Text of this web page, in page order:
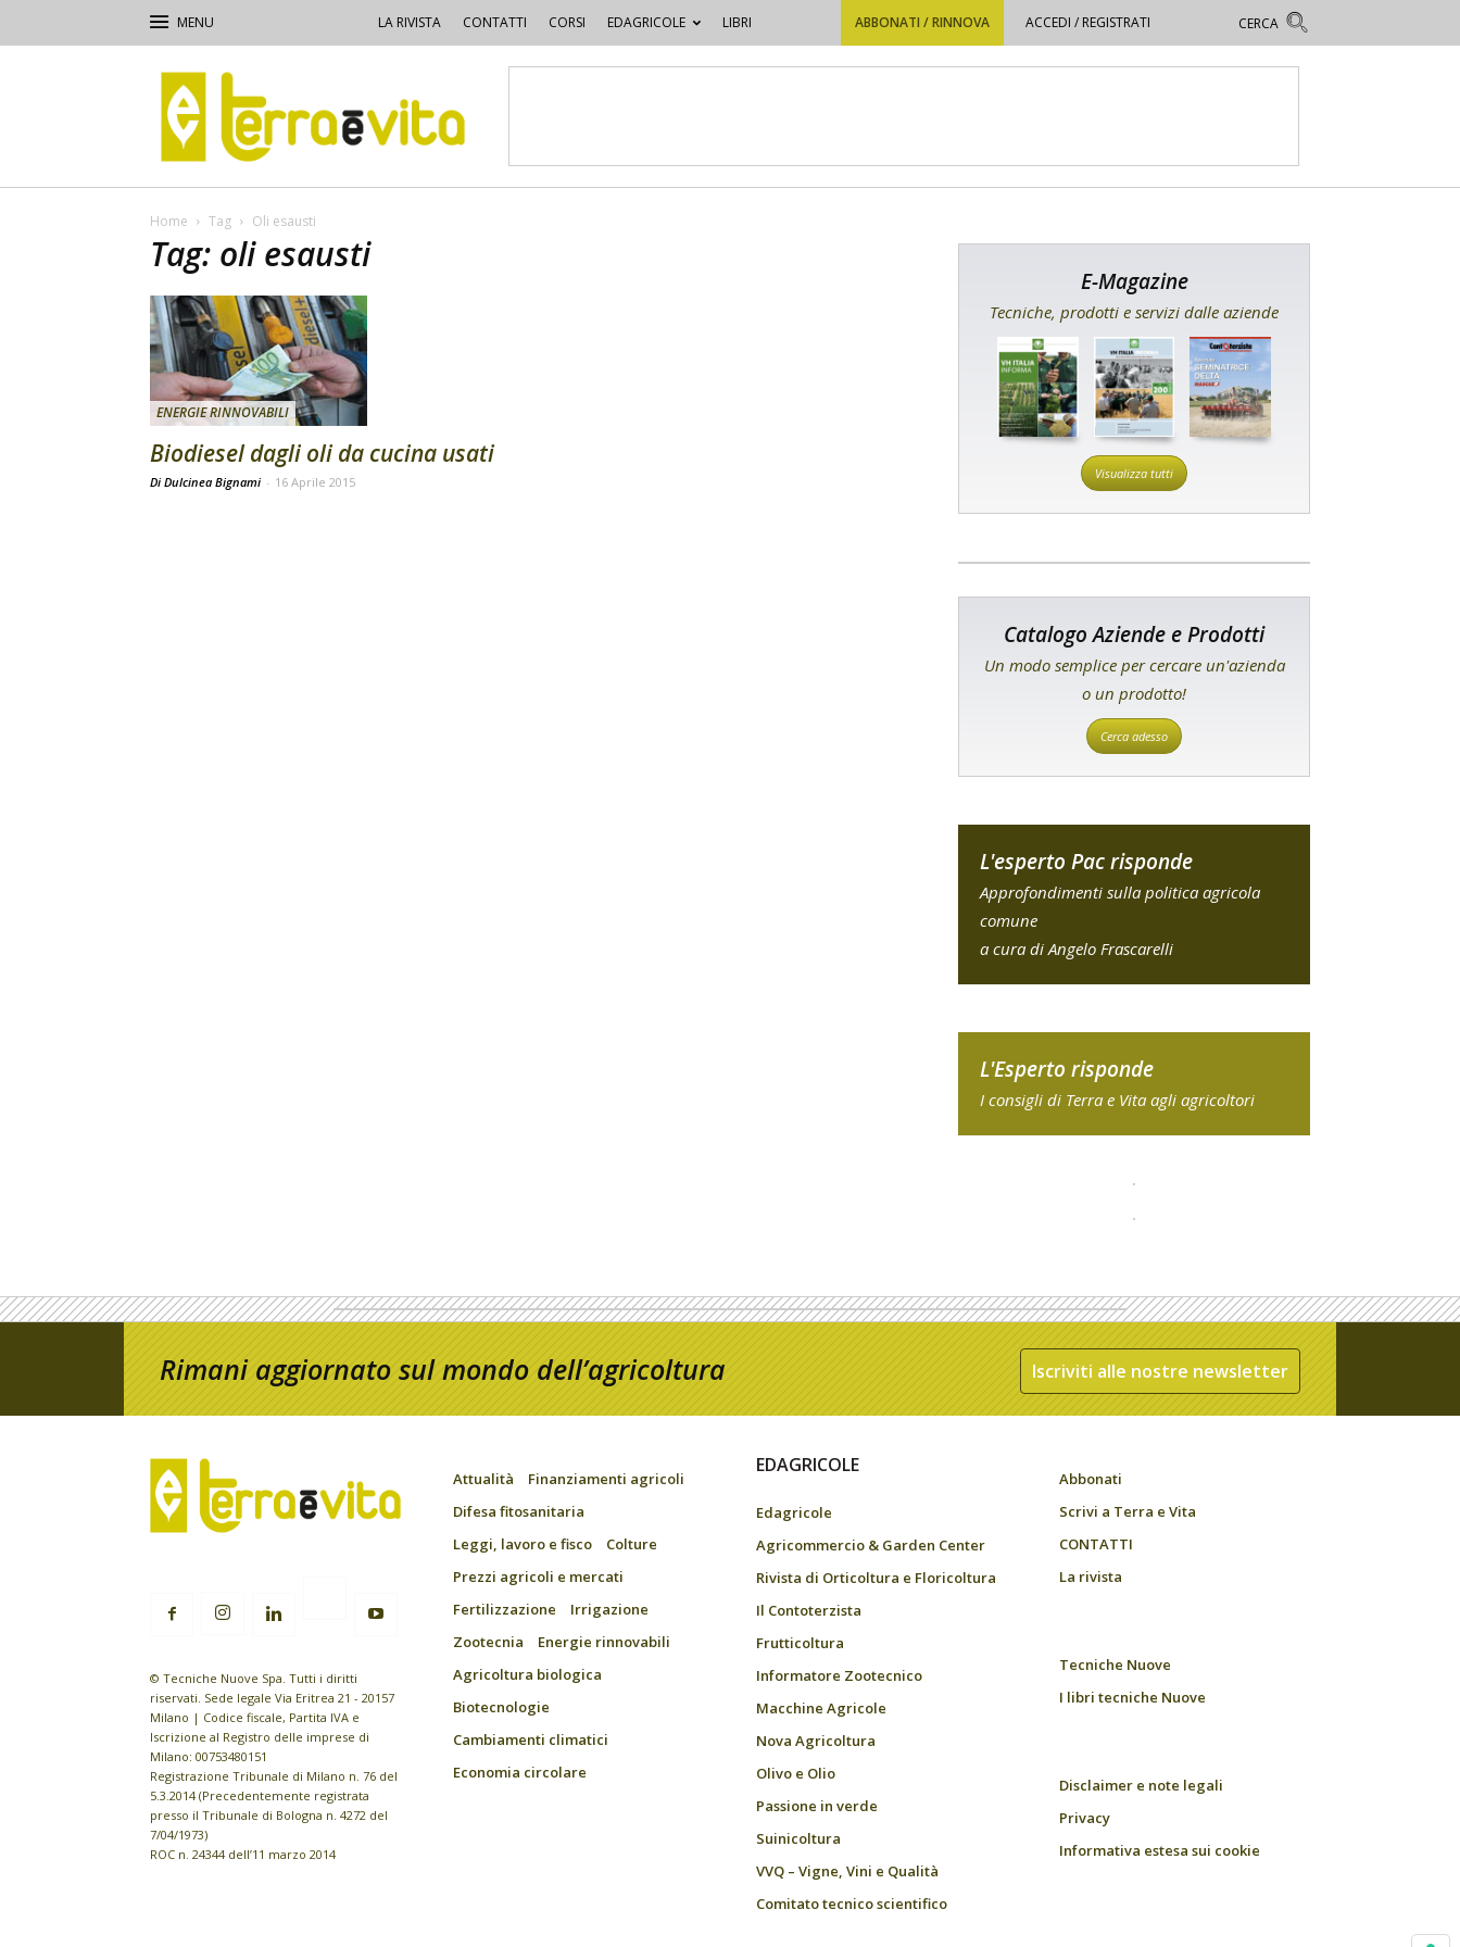
LA RIVISTA CONTATTI CORSI EDAGRICOLE LIBRI ABBONATI / RINNOVA ACCEDI / REGISTRATI
Terra
e
Vita
Home Tag Oli esausti
Tag: oli esausti
ENERGIE RINNOVABILI
Biodiesel dagli oli da cucina usati
Di Dulcinea Bignami - 16 Aprile 2015
E-Magazine
Tecniche, prodotti e servizi dalle aziende
Visualizza tutti
Catalogo Aziende e Prodotti
Un modo semplice per cercare un'azienda
o un prodotto!
Cerca adesso
L'esperto Pac risponde
Approfondimenti sulla politica agricola
comune
a cura di Angelo Frascarelli
L'Esperto risponde
I consigli di Terra e Vita agli agricoltori
Rimani aggiornato sul mondo dell’agricoltura Iscriviti alle nostre newsletter
© Tecniche Nuove Spa. Tutti i diritti
riservati. Sede legale Via Eritrea 21 - 20157
Milano | Codice fiscale, Partita IVA e
Iscrizione al Registro delle imprese di
Milano: 00753480151
Registrazione Tribunale di Milano n. 76 del
5.3.2014 (Precedentemente registrata
presso il Tribunale di Bologna n. 4272 del
7/04/1973)
ROC n. 24344 dell’11 marzo 2014
Attualità
Finanziamenti agricoli
Difesa fitosanitaria
Leggi, lavoro e fisco
Colture
Prezzi agricoli e mercati
Fertilizzazione
Irrigazione
Zootecnia
Energie rinnovabili
Agricoltura biologica
Biotecnologie
Cambiamenti climatici
Economia circolare
EDAGRICOLE
Edagricole
Agricommercio & Garden Center
Rivista di Orticoltura e Floricoltura
Il Contoterzista
Frutticoltura
Informatore Zootecnico
Macchine Agricole
Nova Agricoltura
Olivo e Olio
Passione in verde
Suinicoltura
VVQ – Vigne, Vini e Qualità
Comitato tecnico scientifico
Abbonati
Scrivi a Terra e Vita
CONTATTI
La rivista
Tecniche Nuove
I libri tecniche Nuove
Disclaimer e note legali
Privacy
Informativa estesa sui cookie